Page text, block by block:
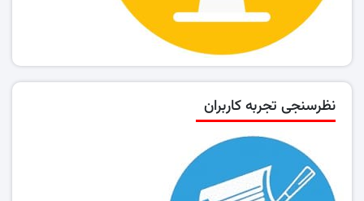
نظرسنجی تجربه کاربران